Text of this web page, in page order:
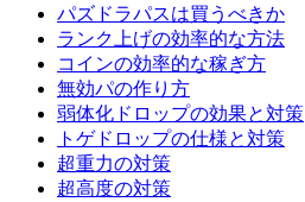
パズドラパスは買うべきか
ランク上げの効率的な方法
コインの効率的な稼ぎ方
無効パの作り方
弱体化ドロップの効果と対策
トゲドロップの仕様と対策
超重力の対策
超高度の対策